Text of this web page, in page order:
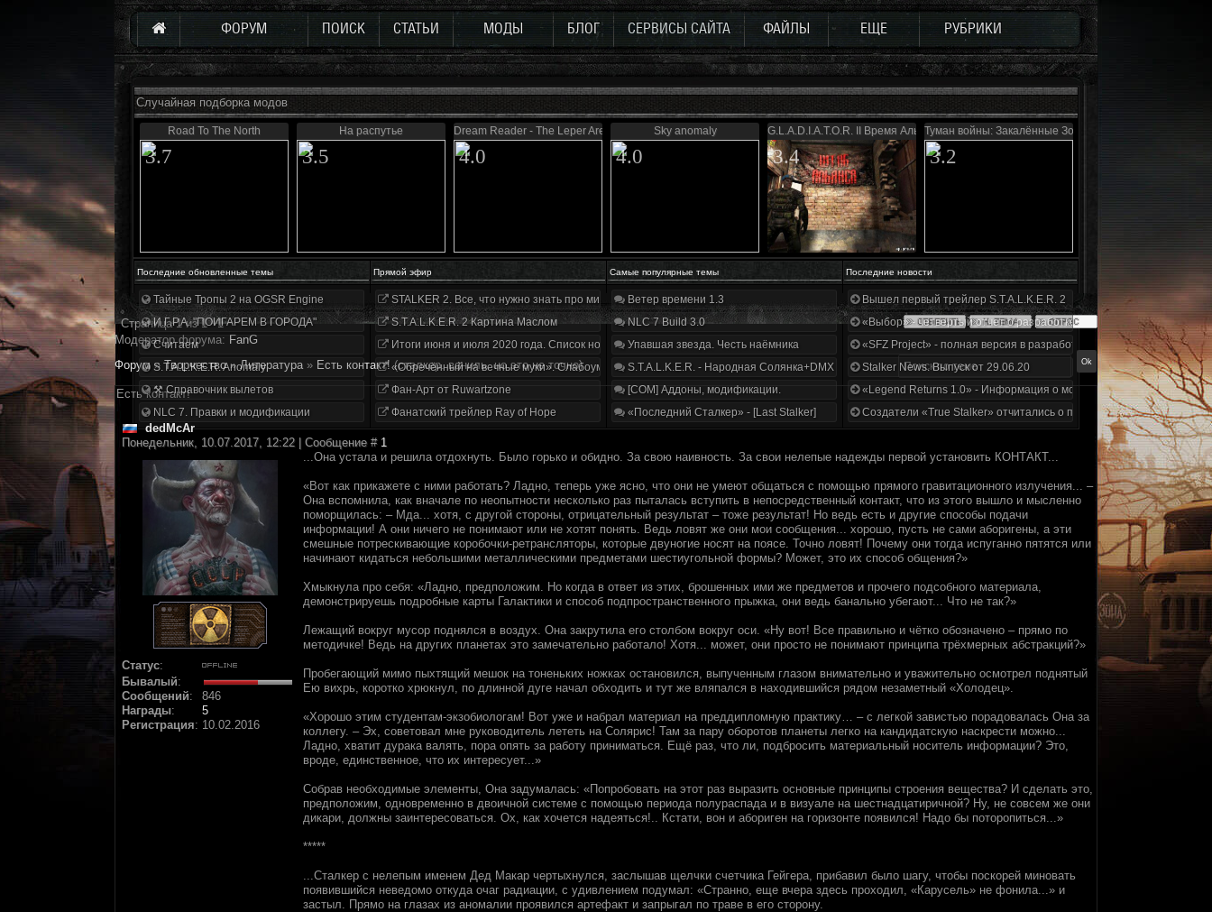
ФОРУМ ПОИСК СТАТЬИ МОДЫ БЛОГ СЕРВИСЫ САЙТА ФАЙЛЫ ЕЩЕ РУБРИКИ
Случайная подборка модов
Road To The North
3.7
На распутье
3.5
Dream Reader - The Leper Area
4.0
Sky anomaly
4.0
G.L.A.D.I.A.T.O.R. II Время Альянса
3.4
Туман войны: Закалённые Зоной
3.2
Последние обновленные темы Прямой эфир Самые популярные темы Последние новости
Тайные Тропы 2 на OGSR Engine
И.Г.Р.А. "ПОИГАРЕМ В ГОРОДА"
Считаем
S.T.A.L.K.E.R. Anomaly
⚒ Справочник вылетов
NLC 7. Правки и модификации
STALKER 2. Все, что нужно знать про мир, геймплей и сюжет | Разбор трейлера
S.T.A.L.K.E.R. 2 Картина Маслом
Итоги июня и июля 2020 года. Список нововведений
«Обречённый на вечные муки». Слабоумие и отвага
Фан-Арт от Ruwartzone
Фанатский трейлер Ray of Hope
Ветер времени 1.3
NLC 7 Build 3.0
Упавшая звезда. Честь наёмника
S.T.A.L.K.E.R. - Народная Солянка+DMX 1.3.5.ООП.МА.К.
[COM] Аддоны, модификации.
«Последний Сталкер» - [Last Stalker]
Вышел первый трейлер S.T.A.L.K.E.R. 2
«Выбор» - четвертый отчет о разработке!
«SFZ Project» - полная версия в разработке!
Stalker News. Выпуск от 29.06.20
«Legend Returns 1.0» - Информация о моде за июнь 2020
Создатели «True Stalker» отчитались о проделанной работе
Страница1из1
1
Модератор форума: FanG
Форум » Творчество » Литература » Есть контакт! (сталкер. ваниль. но это не точно)
Есть контакт!
dedMcAr
Понедельник, 10.07.2017, 12:22 | Сообщение # 1
Статус:
Бывалый:
Сообщений:
846
Награды:
5
Регистрация: 10.02.2016
...Она устала и решила отдохнуть. Было горько и обидно. За свою наивность. За свои нелепые надежды первой установить КОНТАКТ...
«Вот как прикажете с ними работать? Ладно, теперь уже ясно, что они не умеют общаться с помощью прямого гравитационного излучения... –
Она вспомнила, как вначале по неопытности несколько раз пыталась вступить в непосредственный контакт, что из этого вышло и мысленно
поморщилась: – Мда... хотя, с другой стороны, отрицательный результат – тоже результат! Но ведь есть и другие способы подачи
информации! А они ничего не понимают или не хотят понять. Ведь ловят же они мои сообщения... хорошо, пусть не сами аборигены, а эти
смешные потрескивающие коробочки-ретрансляторы, которые двуногие носят на поясе. Точно ловят! Почему они тогда испуганно пятятся или
начинают кидаться небольшими металлическими предметами шестиугольной формы? Может, это их способ общения?»
Хмыкнула про себя: «Ладно, предположим. Но когда в ответ из этих, брошенных ими же предметов и прочего подсобного материала,
демонстрируешь подробные карты Галактики и способ подпространственного прыжка, они ведь банально убегают... Что не так?»
Лежащий вокруг мусор поднялся в воздух. Она закрутила его столбом вокруг оси. «Ну вот! Все правильно и чётко обозначено – прямо по
методичке! Ведь на других планетах это замечательно работало! Хотя... может, они просто не понимают принципа трёхмерных абстракций?»
Пробегающий мимо пыхтящий мешок на тоненьких ножках остановился, выпученным глазом внимательно и уважительно осмотрел поднятый
Ею вихрь, коротко хрюкнул, по длинной дуге начал обходить и тут же вляпался в находившийся рядом незаметный «Холодец».
«Хорошо этим студентам-экзобиологам! Вот уже и набрал материал на преддипломную практику… – с легкой завистью порадовалась Она за
коллегу. – Эх, советовал мне руководитель лететь на Солярис! Там за пару оборотов планеты легко на кандидатскую наскрести можно...
Ладно, хватит дурака валять, пора опять за работу приниматься. Ещё раз, что ли, подбросить материальный носитель информации? Это,
вроде, единственное, что их интересует...»
Собрав необходимые элементы, Она задумалась: «Попробовать на этот раз выразить основные принципы строения вещества? И сделать это,
предположим, одновременно в двоичной системе с помощью периода полураспада и в визуале на шестнадцатиричной? Ну, не совсем же они
дикари, должны заинтересоваться. Ох, как хочется надеяться!.. Кстати, вон и абориген на горизонте появился! Надо бы поторопиться...»
*****
...Сталкер с нелепым именем Дед Макар чертыхнулся, заслышав щелчки счетчика Гейгера, прибавил было шагу, чтобы поскорей миновать
появившийся неведомо откуда очаг радиации, с удивлением подумал: «Странно, еще вчера здесь проходил, «Карусель» не фонила...» и
застыл. Прямо на глазах из аномалии проявился артефакт и запрыгал по траве в его сторону.